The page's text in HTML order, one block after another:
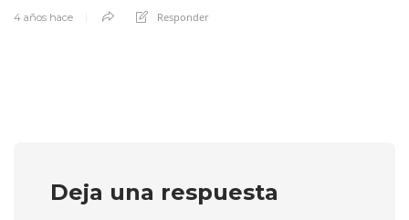
4 años hace Responder
Deja una respuesta